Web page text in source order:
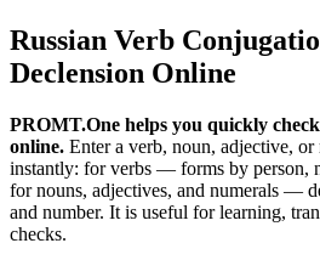
Russian Verb
Declension Online
PROMT.One helps you quickly
online. Enter a verb, noun, adjective, or
instantly: for verbs — forms by person,
for nouns, adjectives, and numerals —
and number. It is useful for learning,
checks.